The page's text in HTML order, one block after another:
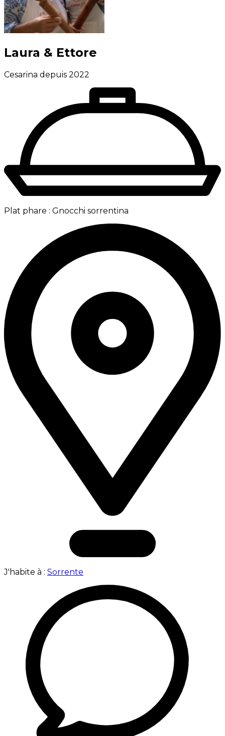
Laura & Ettore
Cesarina depuis 2022
Plat phare : Gnocchi sorrentina
J'habite à : Sorrente